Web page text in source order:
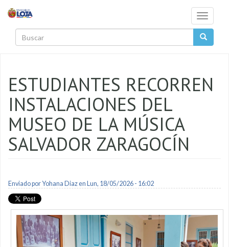
Toggle
ESTUDIANTES RECORREN
INSTALACIONES DEL
MUSEO DE LA MÚSICA
SALVADOR ZARAGOCÍN
Enviado porYohana Diazen Lun, 18/05/2026 - 16:02